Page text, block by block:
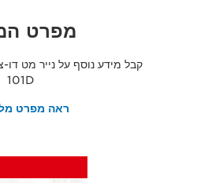
מפרט
101D
ראה מפרט